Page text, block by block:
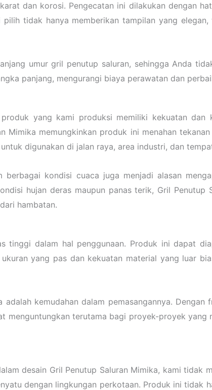
dan korosi. Pengecatan ini dilakukan dengan
tidak hanya memberikan tampilan yang
umur gril penutup saluran, sehingga Anda
panjang, mengurangi biaya perawatan dan
yang kami produksi memiliki kekuatan
Mimika memungkinkan produk ini menahan
digunakan di jalan raya, area industri, dan
kondisi cuaca juga menjadi alasan
hujan deras maupun panas terik, Gril
hambatan.
tinggi dalam hal penggunaan. Produk ini dapat
yang pas dan kekuatan material yang luar
adalah kemudahan dalam pemasangannya.
menguntungkan terutama bagi proyek-proyek
desain Gril Penutup Saluran Mimika, kami tidak
dengan lingkungan perkotaan. Produk ini tidak